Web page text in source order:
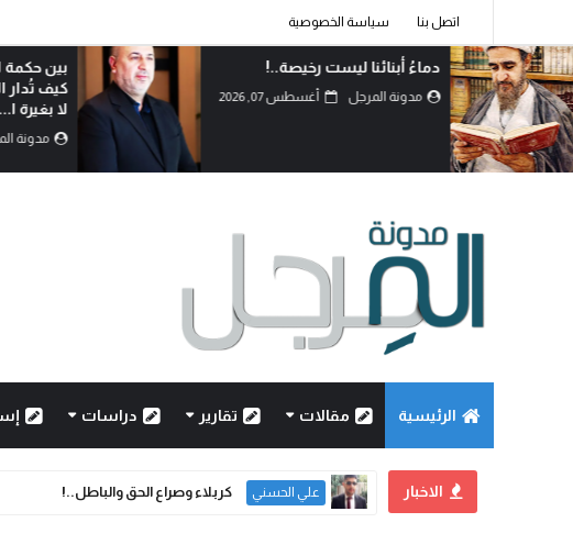
اتصل بنا سياسة الخصوصية
دماءُ أبنائنا ليست رخيصة..!
مدونة المرجل أغسطس 07, 2026
بين حكمة
كيف تُدار
لا بغيرة ا...
مدونة
الرئيسية مقالات تقارير دراسات
الاخبار علي الحسني كربلاء وصراع الحق والباطل..!